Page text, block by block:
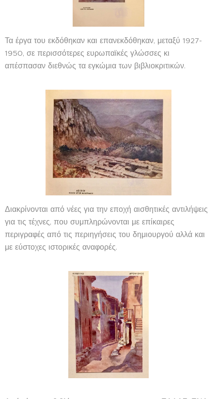
Τα έργα του εκδόθηκαν και επανεκδόθηκαν, μεταξύ 1927-
1950, σε περισσότερες ευρωπαϊκές γλώσσες κι
απέσπασαν διεθνώς τα εγκώμια των βιβλιοκριτικών.
Διακρίνονται από νέες για την εποχή αισθητικές αντιλήψεις
για τις τέχνες, που συμπληρώνονται με επίκαιρες
περιγραφές από τις περιηγήσεις του δημιουργού αλλά και
με εύστοχες ιστορικές αναφορές.